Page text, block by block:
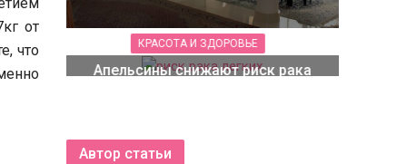
от
что
КРАСОТА И ЗДОРОВЬЕ
Апельсины снижают риск рака
Автор статьи